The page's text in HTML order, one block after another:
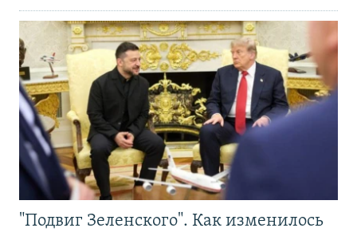
"Подвиг Зеленского". Как изменилось